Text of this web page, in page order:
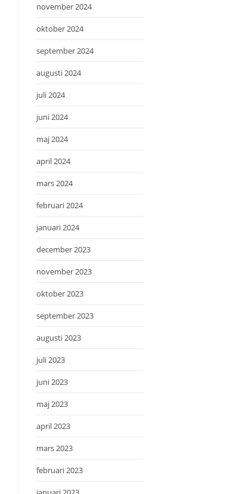
november 2024
oktober 2024
september 2024
augusti 2024
juli 2024
juni 2024
maj 2024
april 2024
mars 2024
februari 2024
januari 2024
december 2023
november 2023
oktober 2023
september 2023
augusti 2023
juli 2023
juni 2023
maj 2023
april 2023
mars 2023
februari 2023